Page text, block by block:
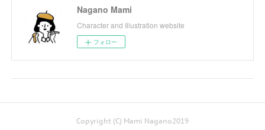
Nagano Mami
Character and Illustration website
フォロー
Copyright (C) Mami Nagano2019